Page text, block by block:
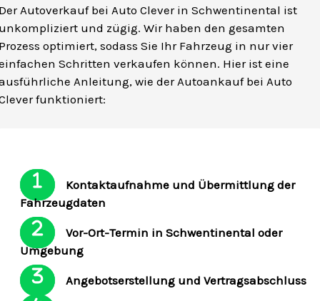
Autoverkauf bei Auto Clever in Schwentinental ist
und zügig. Wir haben den gesamten
optimiert, sodass Sie Ihr Fahrzeug in nur vier
Schritten verkaufen können. Hier ist eine
Anleitung, wie der Autoankauf bei Auto
funktioniert:
Kontaktaufnahme und Übermittlung der
Fahrzeugdaten
Vor-Ort-Termin in Schwentinental oder
Umgebung
Angebotserstellung und Vertragsabschluss